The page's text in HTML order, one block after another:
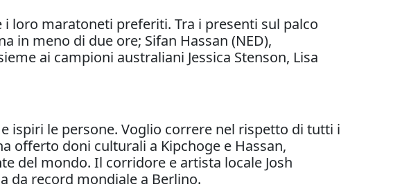
loro maratoneti preferiti. Tra i presenti sul palco
in meno di due ore; Sifan Hassan (NED),
ai campioni australiani Jessica Stenson, Lisa
ispiri le persone. Voglio correre nel rispetto di tutti i
offerto doni culturali a Kipchoge e Hassan,
del mondo. Il corridore e artista locale Josh
da record mondiale a Berlino.